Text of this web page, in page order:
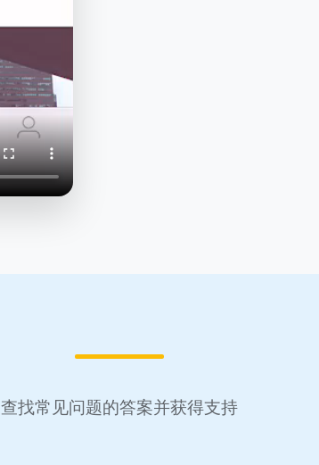
查找常见问题的答案并获得支持